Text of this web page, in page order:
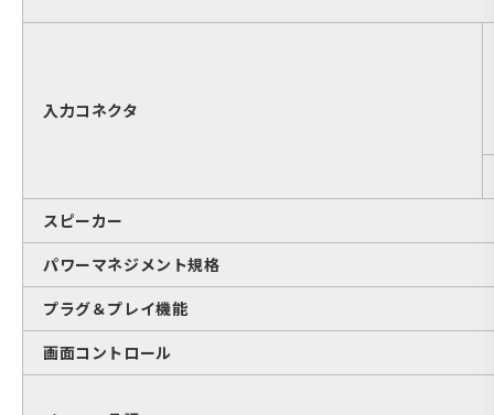
入力コネクタ
スピーカー
パワーマネジメント規格
プラグ＆プレイ機能
画面コントロール